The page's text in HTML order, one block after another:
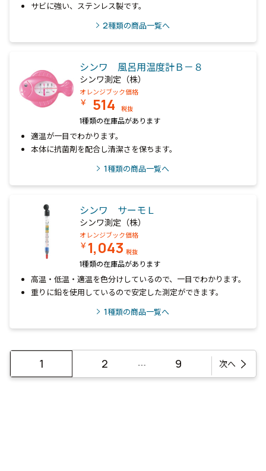
サビに強い、ステンレス製です。
2種類の商品一覧へ
シンワ 風呂用温度計Ｂ－８
シンワ測定（株）
オレンジブック価格
￥ 514 税抜
1種類の在庫品があります
適温が一目でわかります。
本体に抗菌剤を配合し清潔さを保ちます。
1種類の商品一覧へ
シンワ サーモＬ
シンワ測定（株）
オレンジブック価格
￥ 1,043 税抜
1種類の在庫品があります
高温・低温・適温を色分けしているので、一目でわかります。
重りに鉛を使用しているので安定した測定ができます。
1種類の商品一覧へ
1 2 … 9 次へ